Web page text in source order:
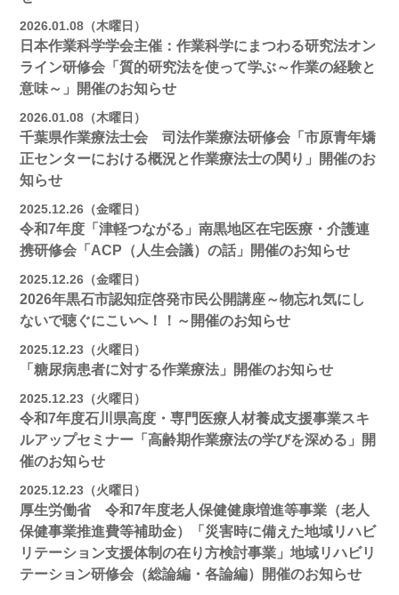
2026.01.08（木曜日）
日本作業科学学会主催：作業科学にまつわる研究法オン
ライン研修会「質的研究法を使って学ぶ～作業の経験と
意味～」開催のお知らせ
2026.01.08（木曜日）
千葉県作業療法士会 司法作業療法研修会「市原青年矯
正センターにおける概況と作業療法士の関り」開催のお
知らせ
2025.12.26（金曜日）
令和7年度「津軽つながる」南黒地区在宅医療・介護連
携研修会「ACP（人生会議）の話」開催のお知らせ
2025.12.26（金曜日）
2026年黒石市認知症啓発市民公開講座～物忘れ気にし
ないで聴ぐにこいへ！！～開催のお知らせ
2025.12.23（火曜日）
「糖尿病患者に対する作業療法」開催のお知らせ
2025.12.23（火曜日）
令和7年度石川県高度・専門医療人材養成支援事業スキ
ルアップセミナー「高齢期作業療法の学びを深める」開
催のお知らせ
2025.12.23（火曜日）
厚生労働省 令和7年度老人保健健康増進等事業（老人
保健事業推進費等補助金）「災害時に備えた地域リハビ
リテーション支援体制の在り方検討事業」地域リハビリ
テーション研修会（総論編・各論編）開催のお知らせ